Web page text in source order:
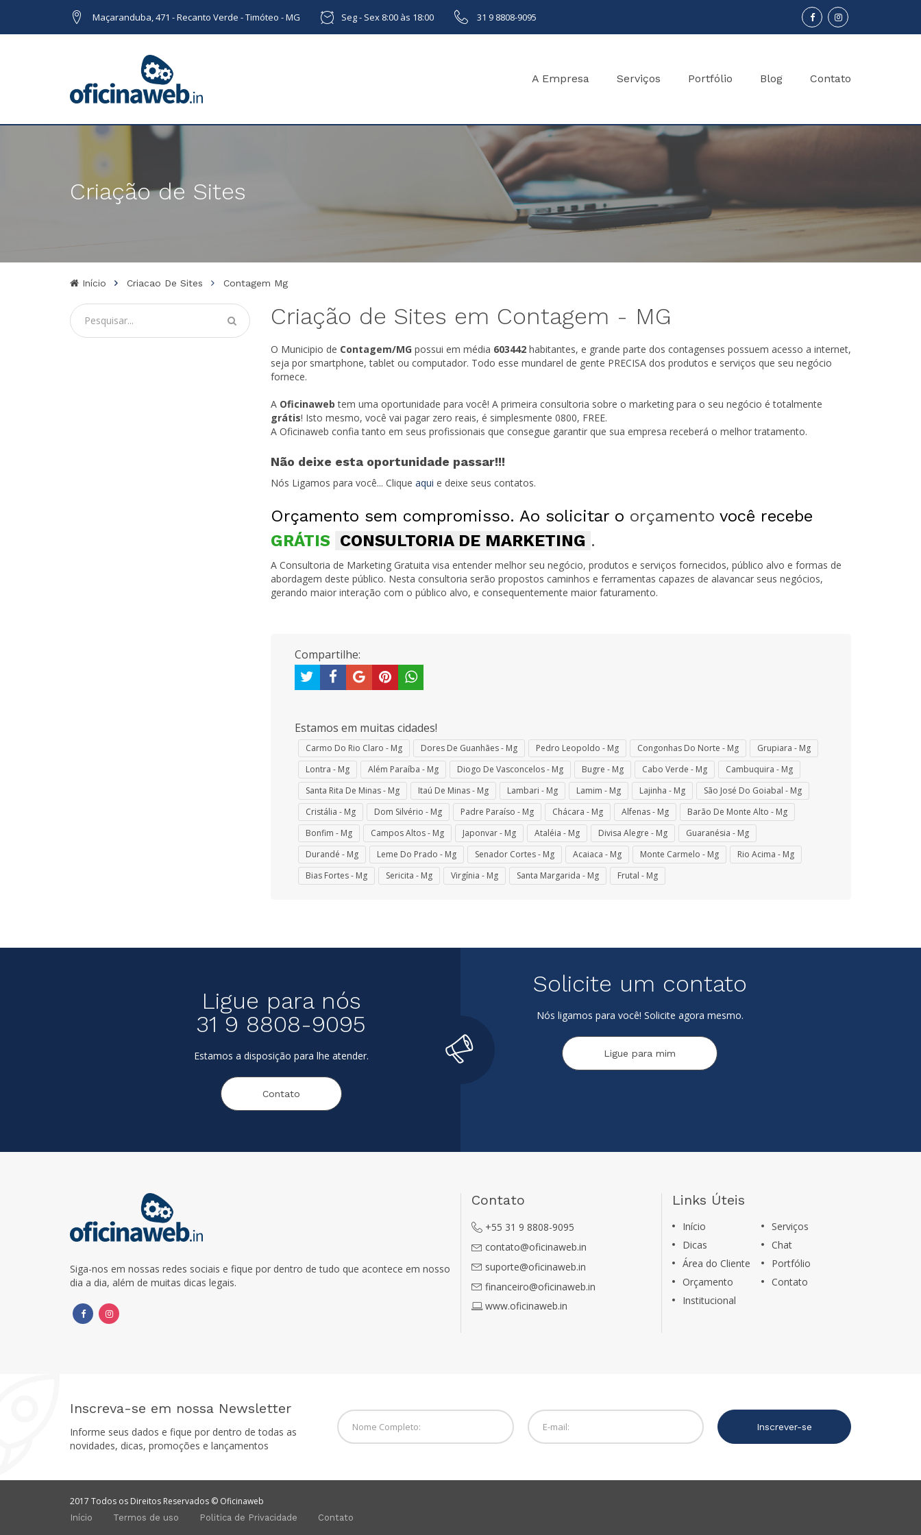
Maçaranduba, 471 - Recanto Verde - Timóteo - MG Seg - Sex 8:00 às 18:00 31 9 8808-9095
A Empresa Serviços Portfólio Blog Contato
Criação de Sites
Início Criacao De Sites Contagem Mg
Criação de Sites em Contagem - MG
O Municipio de Contagem/MG possui em média 603442habitantes, e grande parte dos contagenses possuem acesso a internet,
seja por smartphone, tablet ou computador. Todo esse mundarel de gente PRECISA dos produtos e serviços que seu negócio
fornece.
A Oficinaweb tem uma oportunidade para você! A primeira consultoria sobre o marketing para o seu negócio é totalmente
grátis! Isto mesmo, você vai pagar zero reais, é simplesmente 0800, FREE.
A Oficinaweb confia tanto em seus profissionais que consegue garantir que sua empresa receberá o melhor tratamento.
Não deixe esta oportunidade passar!!!
Nós Ligamos para você... Clique aqui e deixe seus contatos.
Orçamento sem compromisso. Ao solicitar o orçamento você recebe
GRÁTIS CONSULTORIA DE MARKETING .
A Consultoria de Marketing Gratuita visa entender melhor seu negócio, produtos e serviços fornecidos, público alvo e formas de
abordagem deste público. Nesta consultoria serão propostos caminhos e ferramentas capazes de alavancar seus negócios,
gerando maior interação com o público alvo, e consequentemente maior faturamento.
Compartilhe:
Estamos em muitas cidades!
Carmo Do Rio Claro - Mg Dores De Guanhães - Mg Pedro Leopoldo - Mg Congonhas Do Norte - Mg
Grupiara - Mg
Lontra - Mg
Além Paraíba - Mg Diogo De Vasconcelos - Mg Bugre - Mg Cabo Verde - Mg
Cambuquira - Mg
Santa Rita De Minas - Mg
Itaú De Minas - Mg Lambari - Mg Lamim - Mg Lajinha - Mg
São José Do Goiabal - Mg
Cristália - Mg
Dom Silvério - Mg Padre Paraíso - Mg Chácara - Mg Alfenas - Mg
Barão De Monte Alto - Mg
Bonfim - Mg
Campos Altos - Mg Japonvar - Mg Ataléia - Mg Divisa Alegre - Mg
Guaranésia - Mg
Durandé - Mg
Leme Do Prado - Mg Senador Cortes - Mg Acaiaca - Mg Monte Carmelo - Mg
Rio Acima - Mg
Bias Fortes - Mg
Sericita - Mg Virgínia - Mg Santa Margarida - Mg Frutal - Mg
Ligue para nós
31 9 8808-9095
Estamos a disposição para lhe atender.
Contato
Solicite um contato
Nós ligamos para você! Solicite agora mesmo.
Ligue para mim
Siga-nos em nossas redes sociais e fique por dentro de tudo que acontece em nosso
dia a dia, além de muitas dicas legais.
Contato
+55 31 9 8808-9095
contato@oficinaweb.in
suporte@oficinaweb.in
financeiro@oficinaweb.in
www.oficinaweb.in
Links Úteis
Início
Serviços
Dicas
Chat
Área do Cliente
Portfólio
Orçamento
Contato
Institucional
Inscreva-se em nossa Newsletter
Informe seus dados e fique por dentro de todas as
novidades, dicas, promoções e lançamentos
Inscrever-se
2017 Todos os Direitos Reservados © Oficinaweb
Início Termos de uso Politica de Privacidade Contato